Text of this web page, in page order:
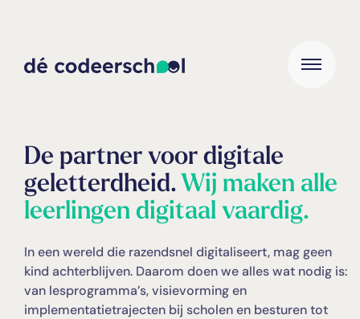
De partner voor digitale
geletterdheid. Wij maken alle
leerlingen digitaal vaardig.
In een wereld die razendsnel digitaliseert, mag geen
kind achterblijven. Daarom doen we alles wat nodig is:
van lesprogramma’s, visievorming en
implementatietrajecten bij scholen en besturen tot